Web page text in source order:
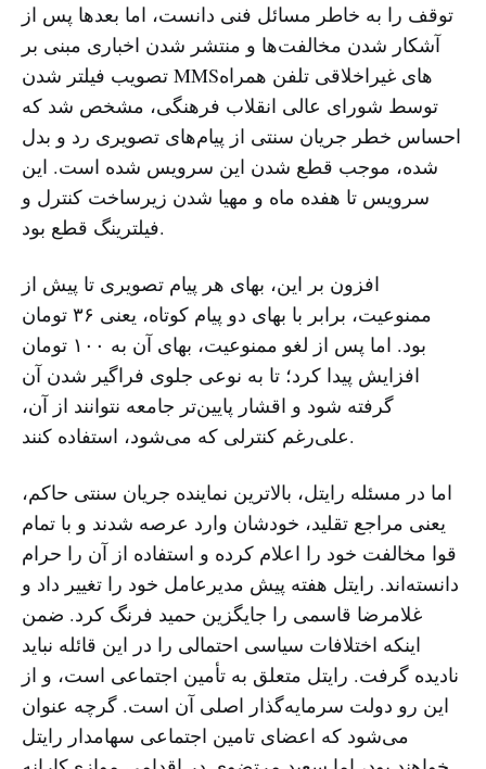
توقف را به خاطر مسائل فنی دانست، اما بعدها پس از
آشکار شدن مخالفت‌ها و منتشر شدن اخباری مبنی بر
تصویب فیلتر شدن MMSهای غیراخلاقی تلفن همراه
توسط شورای عالی انقلاب فرهنگی، مشخص شد که
احساس خطر جریان سنتی از پیام‌های تصویری رد و بدل
شده، موجب قطع شدن این سرویس شده است. این
سرویس تا هفده ماه و مهیا شدن زیرساخت کنترل و
فیلترینگ قطع بود.
افزون بر این، بهای هر پیام تصویری تا پیش از
ممنوعیت، برابر با بهای دو پیام کوتاه، یعنی ۳۶ تومان
بود. اما پس از لغو ممنوعیت، بهای آن به ۱۰۰ تومان
افزایش پیدا کرد؛ تا به نوعی جلوی فراگیر شدن آن
گرفته شود و اقشار پایین‌تر جامعه نتوانند از آن،
علی‌رغم کنترلی که می‌شود، استفاده کنند.
اما در مسئله رایتل، بالاترین نماینده جریان سنتی حاکم،
یعنی مراجع تقلید، خودشان وارد عرصه شدند و با تمام
قوا مخالفت خود را اعلام کرده‌ و استفاده از آن را حرام
دانسته‌اند. رایتل هفته پیش مدیرعامل خود را تغییر داد و
غلامرضا قاسمی را جایگزین حمید فرنگ کرد. ضمن
اینکه اختلافات سیاسی احتمالی را در این قائله نباید
نادیده گرفت. رایتل متعلق به تأمین اجتماعی است، و از
این رو دولت سرمایه‌گذار اصلی آن است. گرچه عنوان
می‌شود که اعضای تامین اجتماعی سهامدار رایتل